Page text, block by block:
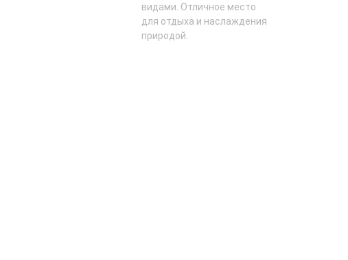
видами. Отличное место
для отдыха и наслаждения
природой.